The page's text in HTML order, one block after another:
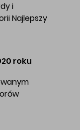
i
Najlepszy
roku